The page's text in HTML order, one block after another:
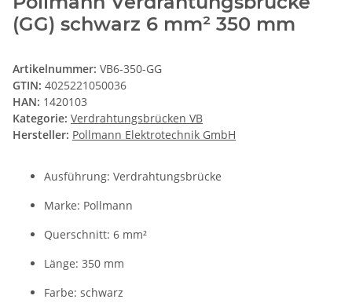
(GG) schwarz 6 mm² 350 mm
Artikelnummer: VB6-350-GG
GTIN: 4025221050036
HAN: 1420103
Kategorie: Verdrahtungsbrücken VB
Hersteller: Pollmann Elektrotechnik GmbH
Ausführung: Verdrahtungsbrücke
Marke: Pollmann
Querschnitt: 6 mm²
Länge: 350 mm
Farbe: schwarz